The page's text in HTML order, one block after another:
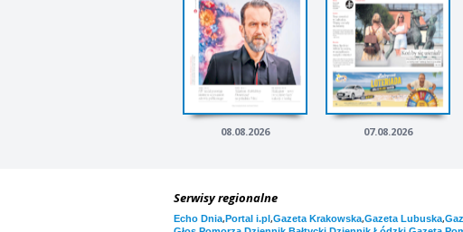
08.08.2026 07.08.2026
Serwisy regionalne
Echo Dnia,Portal i.pl,Gazeta Krakowska,Gazeta Lubuska,